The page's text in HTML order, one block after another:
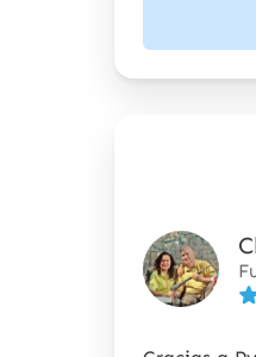
5
5